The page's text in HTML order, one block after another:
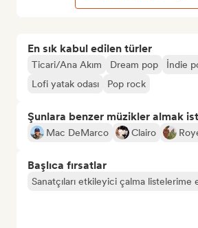
En sık kabul edilen türler
Ticari/Ana Akım Dream pop
İndie
Lofi yatak odası
Pop rock
Şunlara benzer müzikler almak
Mac DeMarco Clairo
Başlıca fırsatlar
Sanatçıları etkileyici çalma listelerime